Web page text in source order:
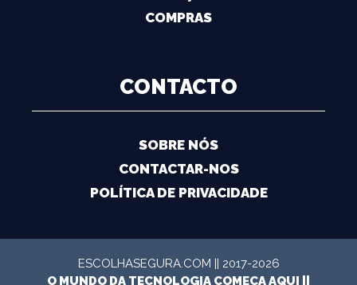
COMPRAS
CONTACTO
SOBRE NÓS
CONTACTAR-NOS
POLÍTICA DE PRIVACIDADE
ESCOLHASEGURA.COM || 2017-2026
O MUNDO DA TECNOLOGIA COMEÇA AQUI ||